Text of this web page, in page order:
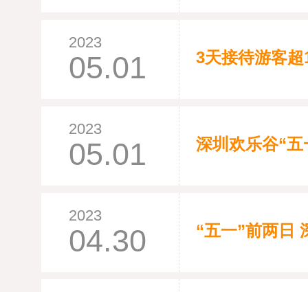
2023
05.01 3天接待游客
2023
05.01 深圳欢乐谷“
2023
04.30 “五一”前两日